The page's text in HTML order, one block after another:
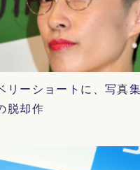
リーショートに、写真
脱却作